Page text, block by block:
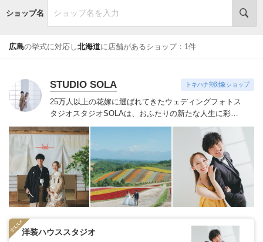
ショップ名
広島の挙式に対応し北海道に店舗があるショップ：1件
STUDIO SOLA トキハナ割対象ショップ
25万人以上の花嫁に選ばれてきたウェディングフォトス
タジオスタジオSOLAは、おふたりの新たな人生に彩り
を添える“最高のウェディングフォト”のお手伝いをさせ
ていただきます。
1枚の写真のチカラを信じて
洋装ハウススタジオ